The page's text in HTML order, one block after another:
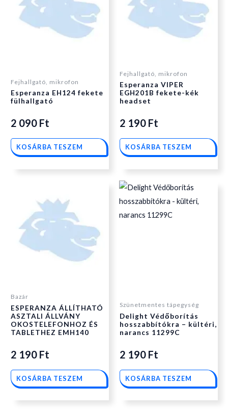
Fejhallgató, mikrofon
Esperanza EH124 fekete
fülhallgató
2 090 Ft
KOSÁRBA TESZEM
Fejhallgató, mikrofon
Esperanza VIPER
EGH201B fekete-kék
headset
2 190 Ft
KOSÁRBA TESZEM
Bazár
ESPERANZA ÁLLÍTHATÓ
ASZTALI ÁLLVÁNY
OKOSTELEFONHOZ ÉS
TABLETHEZ EMH140
2 190 Ft
KOSÁRBA TESZEM
Szünetmentes tápegység
Delight Védőborítás
hosszabbítókra – kültéri,
narancs 11299C
2 190 Ft
KOSÁRBA TESZEM